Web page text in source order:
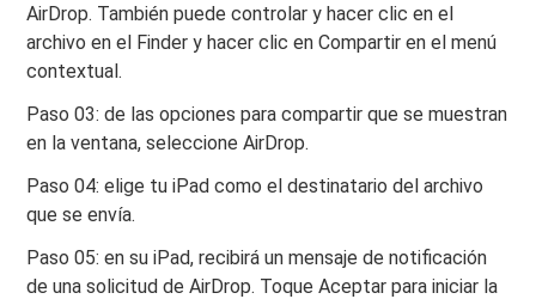
AirDrop. También puede controlar y hacer clic en el
archivo en el Finder y hacer clic en Compartir en el menú
contextual.
Paso 03: de las opciones para compartir que se muestran
en la ventana, seleccione AirDrop.
Paso 04: elige tu iPad como el destinatario del archivo
que se envía.
Paso 05: en su iPad, recibirá un mensaje de notificación
de una solicitud de AirDrop. Toque Aceptar para iniciar la